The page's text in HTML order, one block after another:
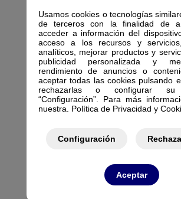
Usamos cookies o tecnologías
de terceros con la finalidad de
acceder a información del
acceso a los recursos y
analíticos, mejorar productos y
publicidad personalizada y
rendimiento de anuncios o
aceptar todas las cookies pulsando
rechazarlas o configurar
“Configuración”. Para más
nuestra. Política de Privacidad y
Configuración
Aceptar
15M WH
612045
AJAX
DETECTOR ROTURA